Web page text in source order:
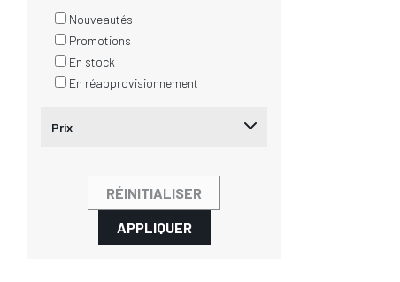
Nouveautés
Promotions
En stock
En réapprovisionnement
Prix
RÉINITIALISER
APPLIQUER